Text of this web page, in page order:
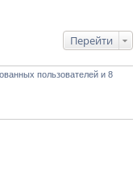
Перейти
пользователей и 8